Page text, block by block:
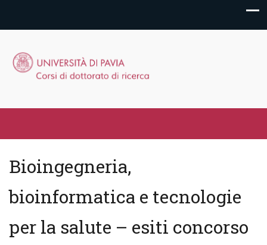
Bioingegneria,
bioinformatica e tecnologie
per la salute – esiti concorso